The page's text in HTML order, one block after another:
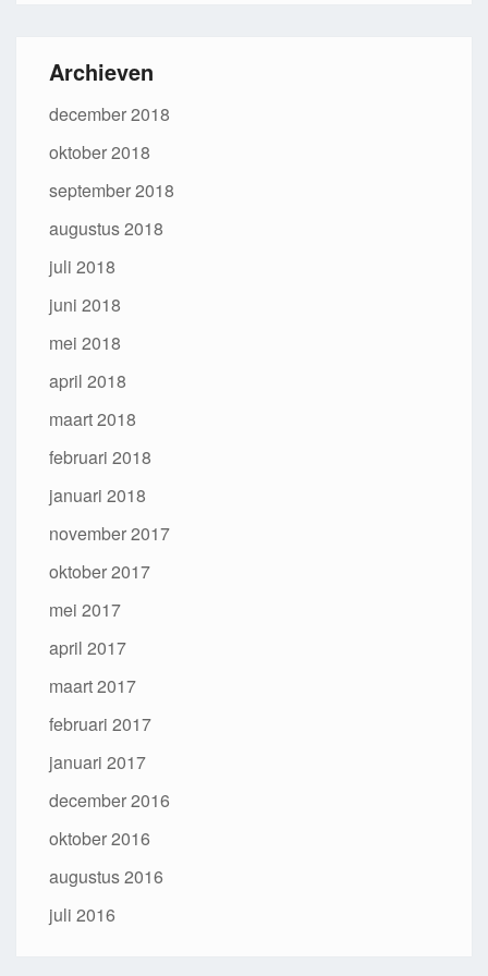
Archieven
december 2018
oktober 2018
september 2018
augustus 2018
juli 2018
juni 2018
mei 2018
april 2018
maart 2018
februari 2018
januari 2018
november 2017
oktober 2017
mei 2017
april 2017
maart 2017
februari 2017
januari 2017
december 2016
oktober 2016
augustus 2016
juli 2016